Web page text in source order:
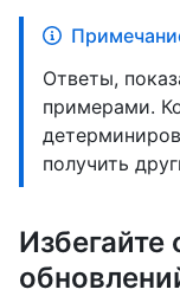
Ответы,
примерами.
получить